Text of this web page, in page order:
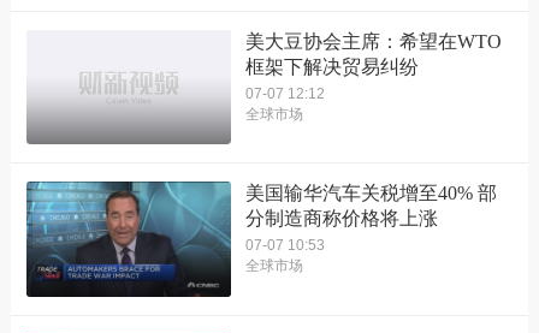
美大豆协会主席：希望在WTO
框架下解决贸易纠纷
07-07 12:12
全球市场
美国输华汽车关税增至40% 部
分制造商称价格将上涨
07-07 10:53
全球市场